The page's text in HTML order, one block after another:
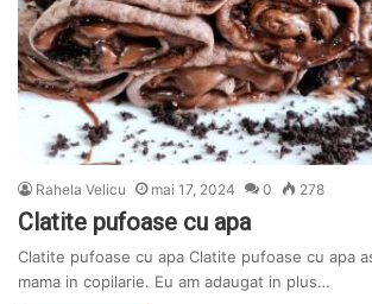
Rahela Velicu mai 17, 2024 0 278
Clatite pufoase cu apa
Clatite pufoase cu apa Clatite pufoase cu apa
mama in copilarie. Eu am adaugat in plus…